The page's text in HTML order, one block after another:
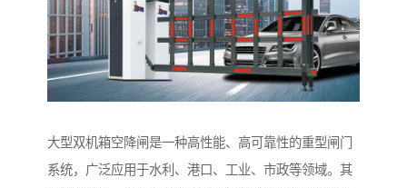
大型双机箱空降闸是一种高性能、高可靠性的重型闸门
系统，广泛应用于水利、港口、工业、市政等领域。其